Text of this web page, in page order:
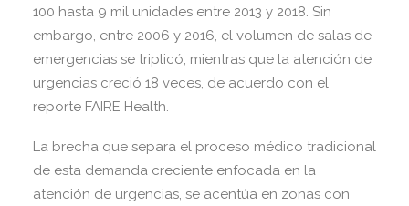
100 hasta 9 mil unidades entre 2013 y 2018. Sin
embargo, entre 2006 y 2016, el volumen de salas de
emergencias se triplicó, mientras que la atención de
urgencias creció 18 veces, de acuerdo con el
reporte FAIRE Health.
La brecha que separa el proceso médico tradicional
de esta demanda creciente enfocada en la
atención de urgencias, se acentúa en zonas con